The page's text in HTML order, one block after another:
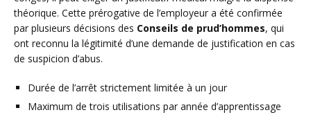
théorique. Cette prérogative de l’employeur a été confirmée
par plusieurs décisions des Conseils de prud’hommes, qui
ont reconnu la légitimité d’une demande de justification en cas
de suspicion d’abus.
Durée de l’arrêt strictement limitée à un jour
Maximum de trois utilisations par année d’apprentissage